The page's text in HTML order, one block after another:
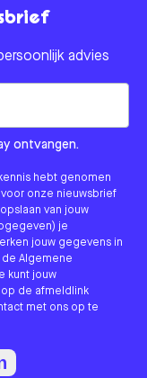
advies
ontvangen.
hebt genomen
onze nieuwsbrief
van jouw
je
jouw gegevens in
Algemene
kunt jouw
de afmeldlink
met ons op te